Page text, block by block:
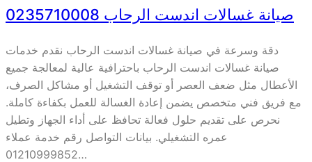
صيانة غسالات اندست الرحاب 0235710008
دقة وسرعة في صيانة غسالات اندست الرحاب نقدم خدمات
صيانة غسالات اندست الرحاب باحترافية عالية لمعالجة جميع
الأعطال مثل ضعف العصر أو توقف التشغيل أو مشاكل الصرف،
مع فريق فني متخصص يضمن إعادة الغسالة للعمل بكفاءة كاملة.
نحرص على تقديم حلول فعالة تحافظ على أداء الجهاز وتطيل
عمره التشغيلي. بيانات التواصل رقم خدمة عملاء
01210999852…